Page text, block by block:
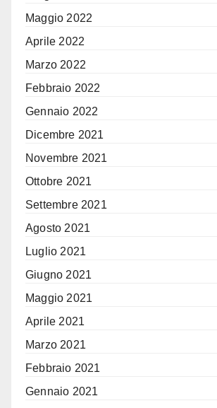
Maggio 2022
Aprile 2022
Marzo 2022
Febbraio 2022
Gennaio 2022
Dicembre 2021
Novembre 2021
Ottobre 2021
Settembre 2021
Agosto 2021
Luglio 2021
Giugno 2021
Maggio 2021
Aprile 2021
Marzo 2021
Febbraio 2021
Gennaio 2021